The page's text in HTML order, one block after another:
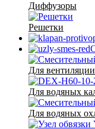
Диффузоры
Решетки
Для вентиляции
Для водяных
Для водяных